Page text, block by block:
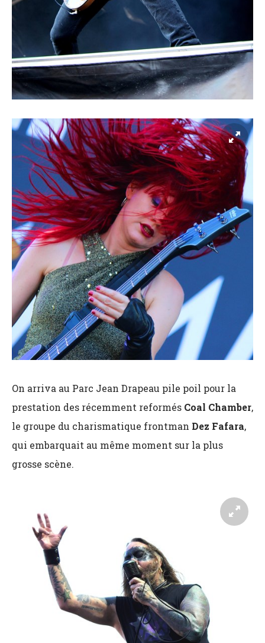
On arriva au Parc Jean Drapeau pile poil pour la
prestation des récemment reformés Coal Chamber,
le groupe du charismatique frontman Dez Fafara,
qui embarquait au même moment sur la plus
grosse scène.